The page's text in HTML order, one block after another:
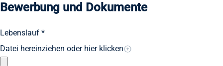
Bewerbung und Dokumente
Lebenslauf *
Datei hereinziehen oder hier klicken